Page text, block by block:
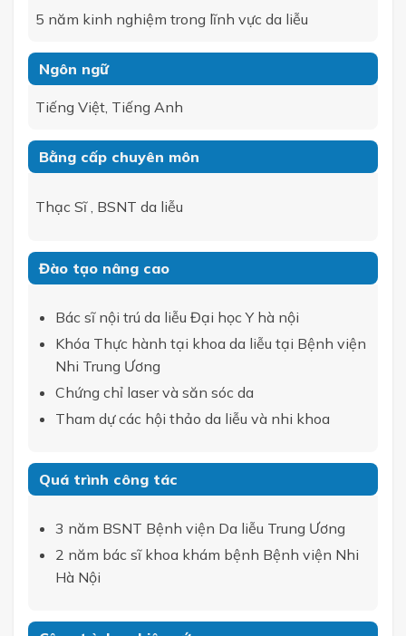
5 năm kinh nghiệm trong lĩnh vực da liễu
Ngôn ngữ
Tiếng Việt, Tiếng Anh
Bằng cấp chuyên môn
Thạc Sĩ , BSNT da liễu
Đào tạo nâng cao
Bác sĩ nội trú da liễu Đại học Y hà nội
Khóa Thực hành tại khoa da liễu tại Bệnh viện
Nhi Trung Ương
Chứng chỉ laser và săn sóc da
Tham dự các hội thảo da liễu và nhi khoa
Quá trình công tác
3 năm BSNT Bệnh viện Da liễu Trung Ương
2 năm bác sĩ khoa khám bệnh Bệnh viện Nhi
Hà Nội